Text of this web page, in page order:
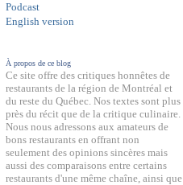
Podcast
English version
À propos de ce blog
Ce site offre des critiques honnêtes de
restaurants de la région de Montréal et
du reste du Québec. Nos textes sont plus
près du récit que de la critique culinaire.
Nous nous adressons aux amateurs de
bons restaurants en offrant non
seulement des opinions sincères mais
aussi des comparaisons entre certains
restaurants d'une même chaîne, ainsi que